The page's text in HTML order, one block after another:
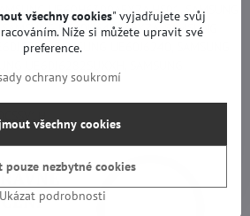
UE60H6300AFXZA HS01, SAMSUNG
UE60H6400AFXZA, SAMSUNG
SAMSUNG UE60J6240, SAMSUNG
všechny cookies" vyjadřujete svůj
Níže si můžete upravit své
preference.
ochrany soukromí
Ukázat podrobnosti
všechny cookies
pouze nezbytné cookies